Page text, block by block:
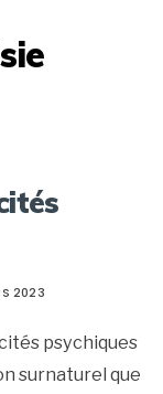
2023
psychiques
surnaturel que